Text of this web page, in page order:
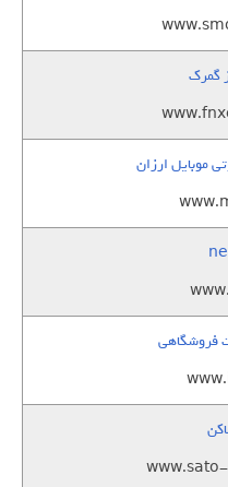
گمرک
موبایل ارزان
فروشگاهی